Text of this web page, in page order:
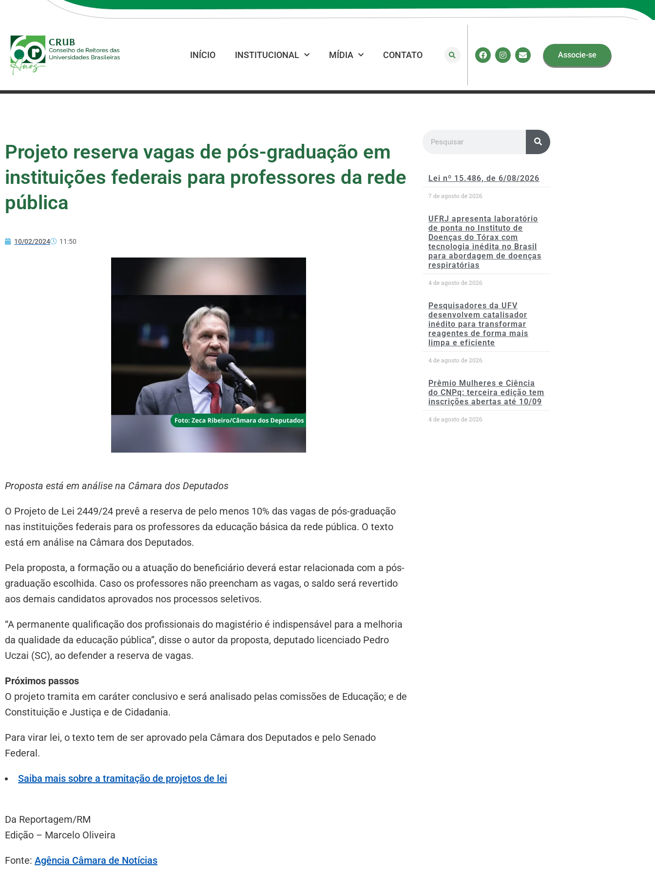
INÍCIO INSTITUCIONAL MÍDIA CONTATO Associe-se
Projeto reserva vagas de pós-graduação em
instituições federais para professores da rede
pública
10/02/2024 11:50
Proposta está em análise na Câmara dos Deputados
O Projeto de Lei 2449/24 prevê a reserva de pelo menos 10% das vagas de pós-graduação
nas instituições federais para os professores da educação básica da rede pública. O texto
está em análise na Câmara dos Deputados.
Pela proposta, a formação ou a atuação do beneficiário deverá estar relacionada com a pós-
graduação escolhida. Caso os professores não preencham as vagas, o saldo será revertido
aos demais candidatos aprovados nos processos seletivos.
“A permanente qualificação dos profissionais do magistério é indispensável para a melhoria
da qualidade da educação pública”, disse o autor da proposta, deputado licenciado Pedro
Uczai (SC), ao defender a reserva de vagas.
Próximos passos
O projeto tramita em caráter conclusivo e será analisado pelas comissões de Educação; e de
Constituição e Justiça e de Cidadania.
Para virar lei, o texto tem de ser aprovado pela Câmara dos Deputados e pelo Senado
Federal.
Saiba mais sobre a tramitação de projetos de lei
Da Reportagem/RM
Edição – Marcelo Oliveira
Fonte: Agência Câmara de Notícias
Lei nº 15.486, de 6/08/2026
7 de agosto de 2026
UFRJ apresenta laboratório
de ponta no Instituto de
Doenças do Tórax com
tecnologia inédita no Brasil
para abordagem de doenças
respiratórias
4 de agosto de 2026
Pesquisadores da UFV
desenvolvem catalisador
inédito para transformar
reagentes de forma mais
limpa e eficiente
4 de agosto de 2026
Prêmio Mulheres e Ciência
do CNPq: terceira edição tem
inscrições abertas até 10/09
4 de agosto de 2026